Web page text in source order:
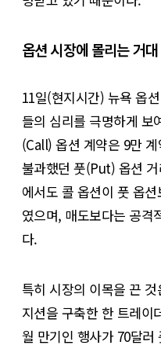
옵션 시장에 몰리는 거
11일(현지시간) 뉴욕 옵
들의 심리를 극명하게 보
(Call) 옵션 계약은 9만
불과했던 풋(Put) 옵션
에서도 콜 옵션이 풋 옵
였으며, 매도보다는 공격
다.
특히 시장의 이목을 끈
지션을 구축한 한 트레이
월 만기인 행사가 70달